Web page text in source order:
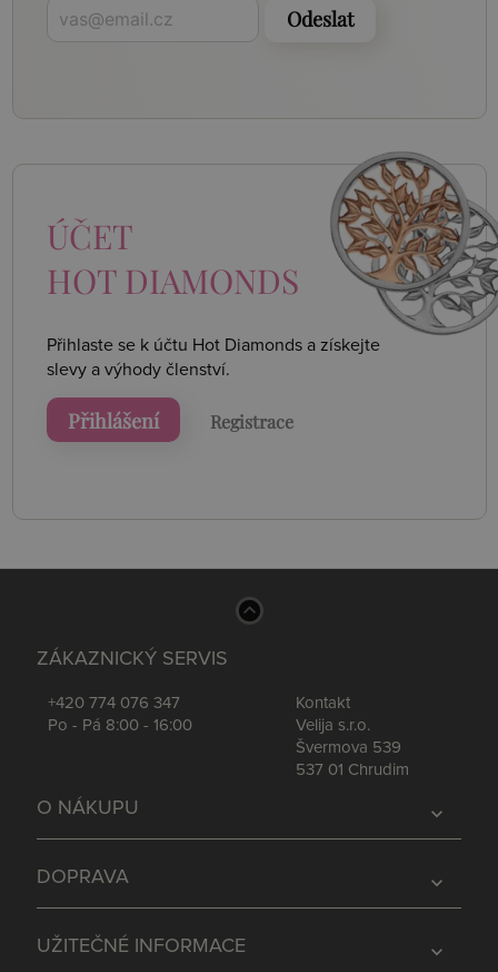
Odeslat
ÚČET
HOT DIAMONDS
Přihlaste se k účtu Hot Diamonds a získejte
slevy a výhody členství.
Přihlášení Registrace
ZÁKAZNICKÝ SERVIS
+420 774 076 347
Po - Pá 8:00 - 16:00
Kontakt
Velija s.r.o.
Švermova 539
537 01 Chrudim
expand_more
O NÁKUPU
expand_more
DOPRAVA
expand_more
UŽITEČNÉ INFORMACE